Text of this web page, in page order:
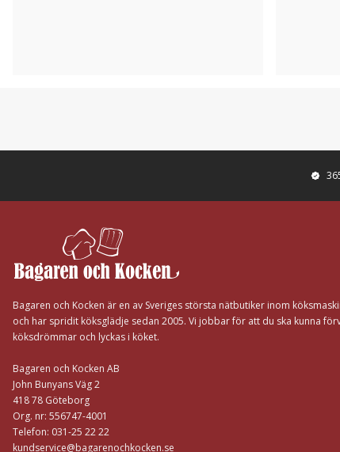
Bagaren och Kocken är en av Sveriges största nätbutiker inom
och har spridit köksglädje sedan 2005. Vi jobbar för att du ska kunna
köksdrömmar och lyckas i köket.
Bagaren och Kocken AB
John Bunyans Väg 2
418 78 Göteborg
Org. nr: 556747-4001
Telefon: 031-25 22 22
kundservice@bagarenochkocken.se